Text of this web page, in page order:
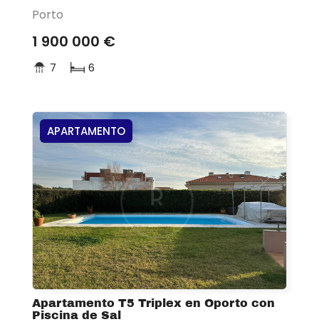
Porto
1 900 000 €
7 6
APARTAMENTO
Apartamento T5 Triplex en Oporto con
Piscina de Sal